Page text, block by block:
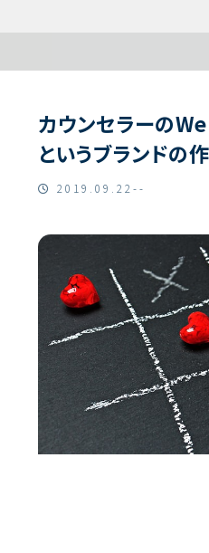
カウンセラーの
というブランドの
2019.09.22--